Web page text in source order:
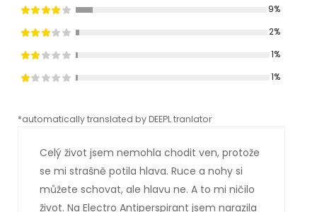
9%
2%
1%
1%
*automatically translated by DEEPL tranlator
Celý život jsem nemohla chodit ven, protože
se mi strašně potila hlava. Ruce a nohy si
můžete schovat, ale hlavu ne. A to mi ničilo
život. Na Electro Antiperspirant jsem narazila